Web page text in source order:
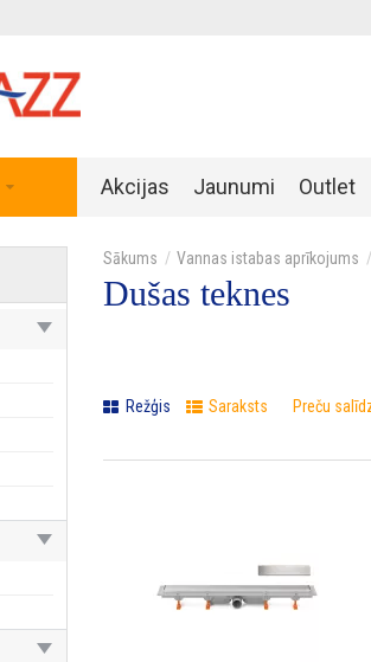
Akcijas Jaunumi Outlet
Vannas istabas aprīkojums
Dušas teknes
Režģis Saraksts Preču